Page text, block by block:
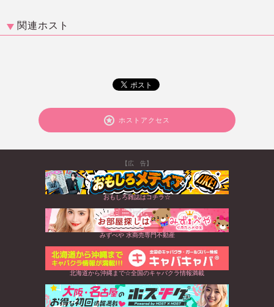
関連ホスト
ホストアクセス
【広 告】
おもしろ雑誌はコチラ☆
みずべや 水商売専門不動産
北海道から沖縄まで☆全国のキャバクラ情報満載